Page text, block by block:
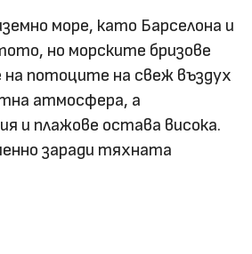
море, като Барселона и
но морските бризове
потоците на свеж въздух
атмосфера, а
и плажове остава висока.
заради тяхната